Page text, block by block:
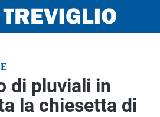
di pluviali in
la chiesetta di